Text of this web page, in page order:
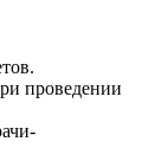
проведении